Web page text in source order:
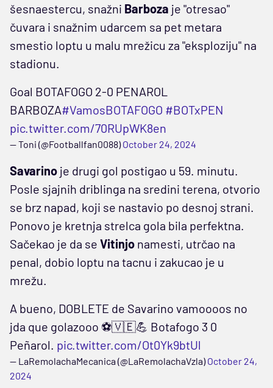
šesnaestercu, snažni Barboza je "otresao"
čuvara i snažnim udarcem sa pet metara
smestio loptu u malu mrežicu za "eksploziju" na
stadionu.
Goal BOTAFOGO 2-0 PENAROL
BARBOZA#VamosBOTAFOGO #BOTxPEN
pic.twitter.com/70RUpWK8en
— Toni (@Footballfan0088)October 24, 2024
Savarino je drugi gol postigao u 59. minutu.
Posle sjajnih driblinga na sredini terena, otvorio
se brz napad, koji se nastavio po desnoj strani.
Ponovo je kretnja strelca gola bila perfektna.
Sačekao je da se Vitinjo namesti, utrčao na
penal, dobio loptu na tacnu i zakucao je u
mrežu.
A bueno, DOBLETE de Savarino vamoooos no
jda que golazooo ⚽️🇻🇪💪 Botafogo 3 0
Peñarol. pic.twitter.com/Ot0Yk9btUl
— LaRemolachaMecanica (@LaRemolachaVzla)October 24,
2024